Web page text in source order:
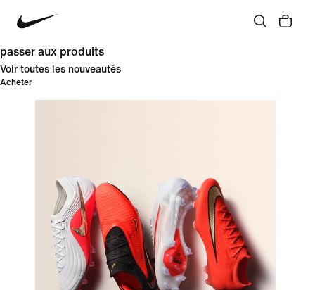
passer aux produits
Voir toutes les nouveautés
Acheter